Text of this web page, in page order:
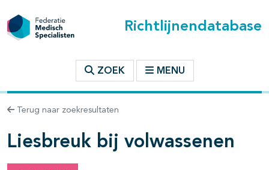
Richtlijnendatabase
ZOEK MENU
Terug naar zoekresultaten
Liesbreuk bij volwassenen
binnen deze richtlijn